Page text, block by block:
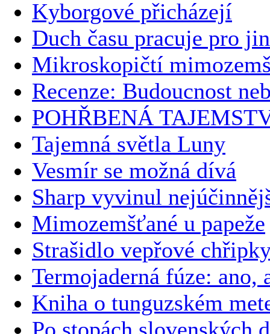
Kyborgové přicházejí
Duch času pracuje pro
Mikroskopičtí
Recenze: Budoucnost
POHŘBENÁ
Tajemná světla Luny
Vesmír se možná dívá
Sharp vyvinul
Mimozemšťané u papeže
Strašidlo vepřové
Termojaderná fúze: ano,
Kniha o tunguzském